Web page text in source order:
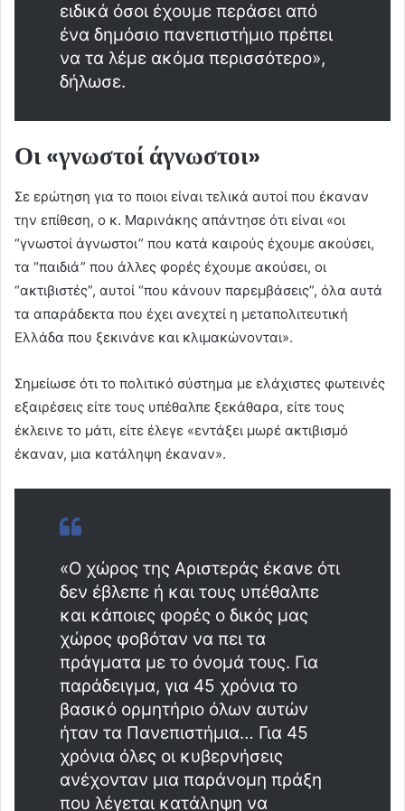
ειδικά όσοι έχουμε περάσει από
ένα δημόσιο πανεπιστήμιο πρέπει
να τα λέμε ακόμα περισσότερο»,
δήλωσε.
Οι «γνωστοί άγνωστοι»
Σε ερώτηση για το ποιοι είναι τελικά αυτοί που έκαναν
την επίθεση, ο κ. Μαρινάκης απάντησε ότι είναι «οι
“γνωστοί άγνωστοι” που κατά καιρούς έχουμε ακούσει,
τα “παιδιά” που άλλες φορές έχουμε ακούσει, οι
“ακτιβιστές”, αυτοί “που κάνουν παρεμβάσεις”, όλα αυτά
τα απαράδεκτα που έχει ανεχτεί η μεταπολιτευτική
Ελλάδα που ξεκινάνε και κλιμακώνονται».
Σημείωσε ότι το πολιτικό σύστημα με ελάχιστες φωτεινές
εξαιρέσεις είτε τους υπέθαλπε ξεκάθαρα, είτε τους
έκλεινε το μάτι, είτε έλεγε «εντάξει μωρέ ακτιβισμό
έκαναν, μια κατάληψη έκαναν».
«Ο χώρος της Αριστεράς έκανε ότι
δεν έβλεπε ή και τους υπέθαλπε
και κάποιες φορές ο δικός μας
χώρος φοβόταν να πει τα
πράγματα με το όνομά τους. Για
παράδειγμα, για 45 χρόνια το
βασικό ορμητήριο όλων αυτών
ήταν τα Πανεπιστήμια… Για 45
χρόνια όλες οι κυβερνήσεις
ανέχονταν μια παράνομη πράξη
που λέγεται κατάληψη να